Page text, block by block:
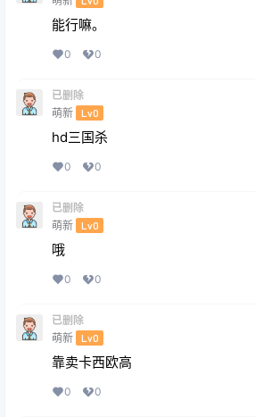
能行嘛。
0 0
已删除
萌新 Lv0
hd三国杀
0 0
已删除
萌新 Lv0
哦
0 0
已删除
萌新 Lv0
靠卖卡西欧高
0 0